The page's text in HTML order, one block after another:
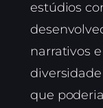
estúdios
narrativos
que